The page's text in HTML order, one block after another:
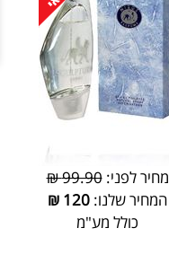
מחיר לפני:99.90 ₪
המחיר שלנו: 120
₪
כולל מע"מ